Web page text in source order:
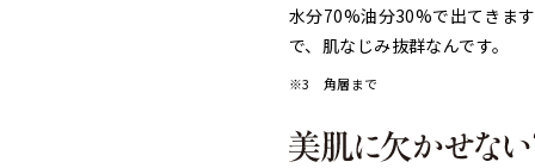
水分70%油分30%で出てきま
で、肌なじみ抜群なんです。
※3 角層まで